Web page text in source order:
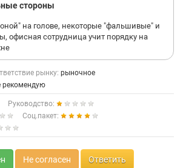
стороны
на голове, некоторые "фальшивые" и
офисная сотрудница учит порядку на
рынку: рыночное
рекомендую
Руководство:
Соц.пакет:
Не согласен Ответить